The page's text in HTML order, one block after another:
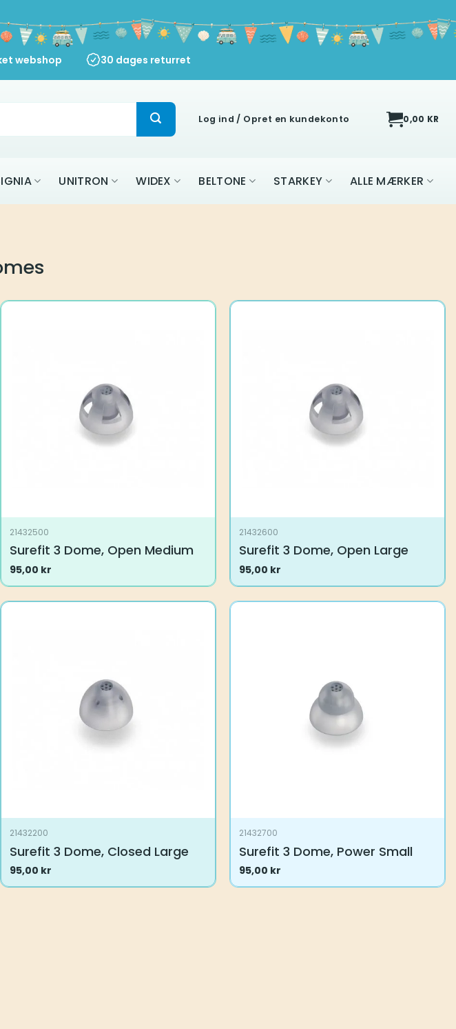
webshop 30 dages returret
Log ind / Opret en kundekonto 0,00 KR
UNITRON WIDEX BELTONE STARKEY ALLE MÆRKER
21432500
Surefit 3 Dome, Open Medium
95,00 kr
21432600
Surefit 3 Dome, Open Large
95,00 kr
21432200
Surefit 3 Dome, Closed Large
95,00 kr
21432700
Surefit 3 Dome, Power Small
95,00 kr